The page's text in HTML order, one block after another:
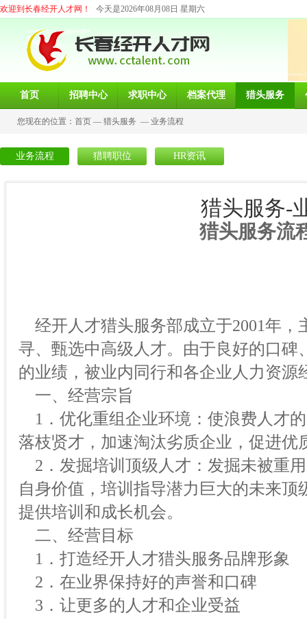
欢迎到长春经开人才网！ 今天是2026年08月08日 星期六
首页 招聘中心 求职中心 档案代理 猎头服务
您现在的位置： 首页 — 猎头服务 — 业务流程
业务流程 猎聘职位 HR资讯
猎头服务-
猎头服务流
经开人才猎头服务部成立于2001年，
寻、甄选中高级人才。由于良好的口
的业绩，被业内同行和各企业人力资源
一、经营宗旨
1．优化重组企业环境：使浪费人才
落枝贤才，加速淘汰劣质企业，促进优
2．发掘培训顶级人才：发掘未被重
自身价值，培训指导潜力巨大的未来
提供培训和成长机会。
二、经营目标
1．打造经开人才猎头服务品牌形象
2．在业界保持好的声誉和口碑
3．让更多的人才和企业受益